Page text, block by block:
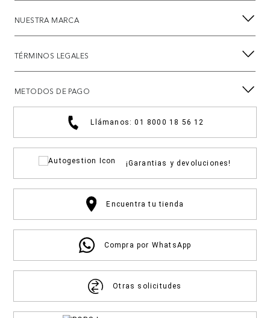
NUESTRA MARCA
TÉRMINOS LEGALES
METODOS DE PAGO
Llámanos: 01 8000 18 56 12
¡Garantias y devoluciones!
Encuentra tu tienda
Compra por WhatsApp
Otras solicitudes